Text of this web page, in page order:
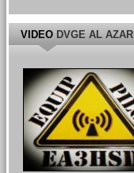
VIDEODVGE AL AZAR